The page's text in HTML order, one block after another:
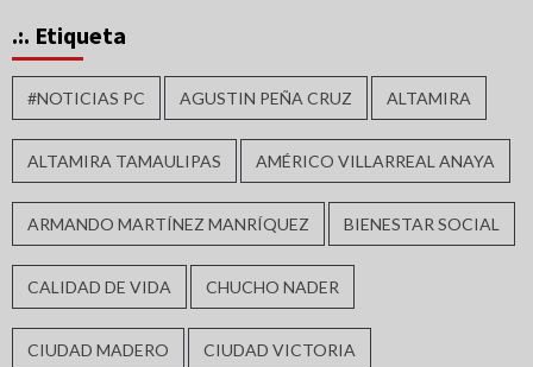
.:. Etiqueta
#NOTICIAS PC AGUSTIN PEÑA CRUZ ALTAMIRA
ALTAMIRA TAMAULIPAS AMÉRICO VILLARREAL ANAYA
ARMANDO MARTÍNEZ MANRÍQUEZ BIENESTAR SOCIAL
CALIDAD DE VIDA CHUCHO NADER
CIUDAD MADERO CIUDAD VICTORIA